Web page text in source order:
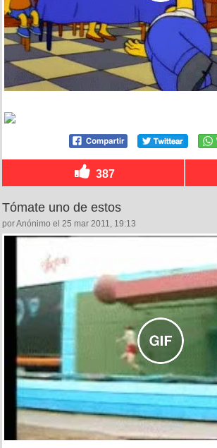
387
Tómate uno de estos
por Anónimo el 25 mar 2011, 19:13